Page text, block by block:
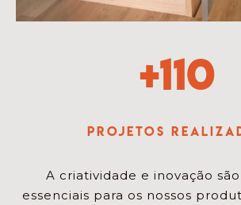
+110
Projetos
A criatividade e inovação
essenciais para os nossos